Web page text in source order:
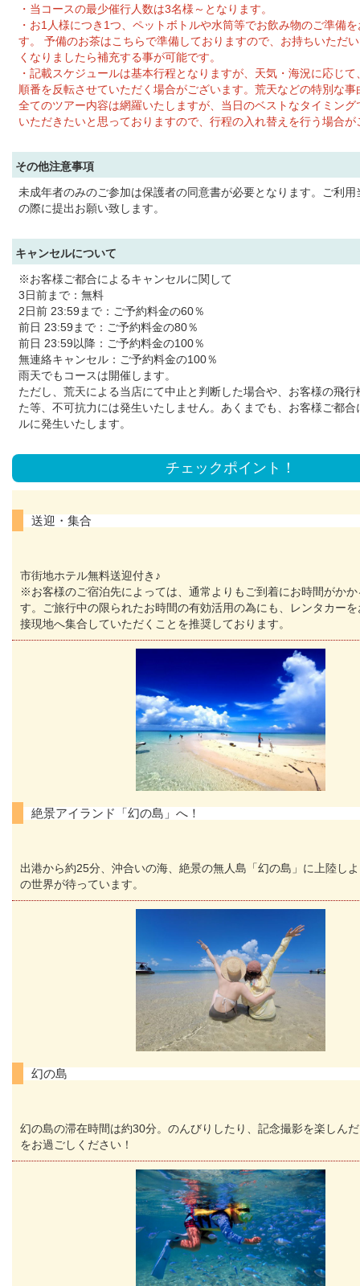
・当コースの最少催行人数は3名様～となります。
・お1人様につき1つ、ペットボトルや水筒等でお飲み物のご準備
す。 予備のお茶はこちらで準備しておりますので、お持ちいただ
くなりましたら補充する事が可能です。
・記載スケジュールは基本行程となりますが、天気・海況に応じ
順番を反転させていただく場合がございます。荒天などの特別な
全てのツアー内容は網羅いたしますが、当日のベストなタイミング
いただきたいと思っておりますので、行程の入れ替えを行う場合が
その他注意事項
未成年者のみのご参加は保護者の同意書が必要となります。ご利用
の際に提出お願い致します。
キャンセルについて
※お客様ご都合によるキャンセルに関して
3日前まで：無料
2日前 23:59まで：ご予約料金の60％
前日 23:59まで：ご予約料金の80％
前日 23:59以降：ご予約料金の100％
無連絡キャンセル：ご予約料金の100％
雨天でもコースは開催します。
ただし、荒天による当店にて中止と判断した場合や、お客様の飛行
た等、不可抗力には発生いたしません。あくまでも、お客様ご都合
ルに発生いたします。
チェックポイント！
送迎・集合
市街地ホテル無料送迎付き♪
※お客様のご宿泊先によっては、通常よりもご到着にお時間がか
す。ご旅行中の限られたお時間の有効活用の為にも、レンタカー
接現地へ集合していただくことを推奨しております。
絶景アイランド「幻の島」へ！
出港から約25分、沖合いの海、絶景の無人島「幻の島」に上陸し
の世界が待っています。
幻の島
幻の島の滞在時間は約30分。のんびりしたり、記念撮影を楽しん
をお過ごしください！